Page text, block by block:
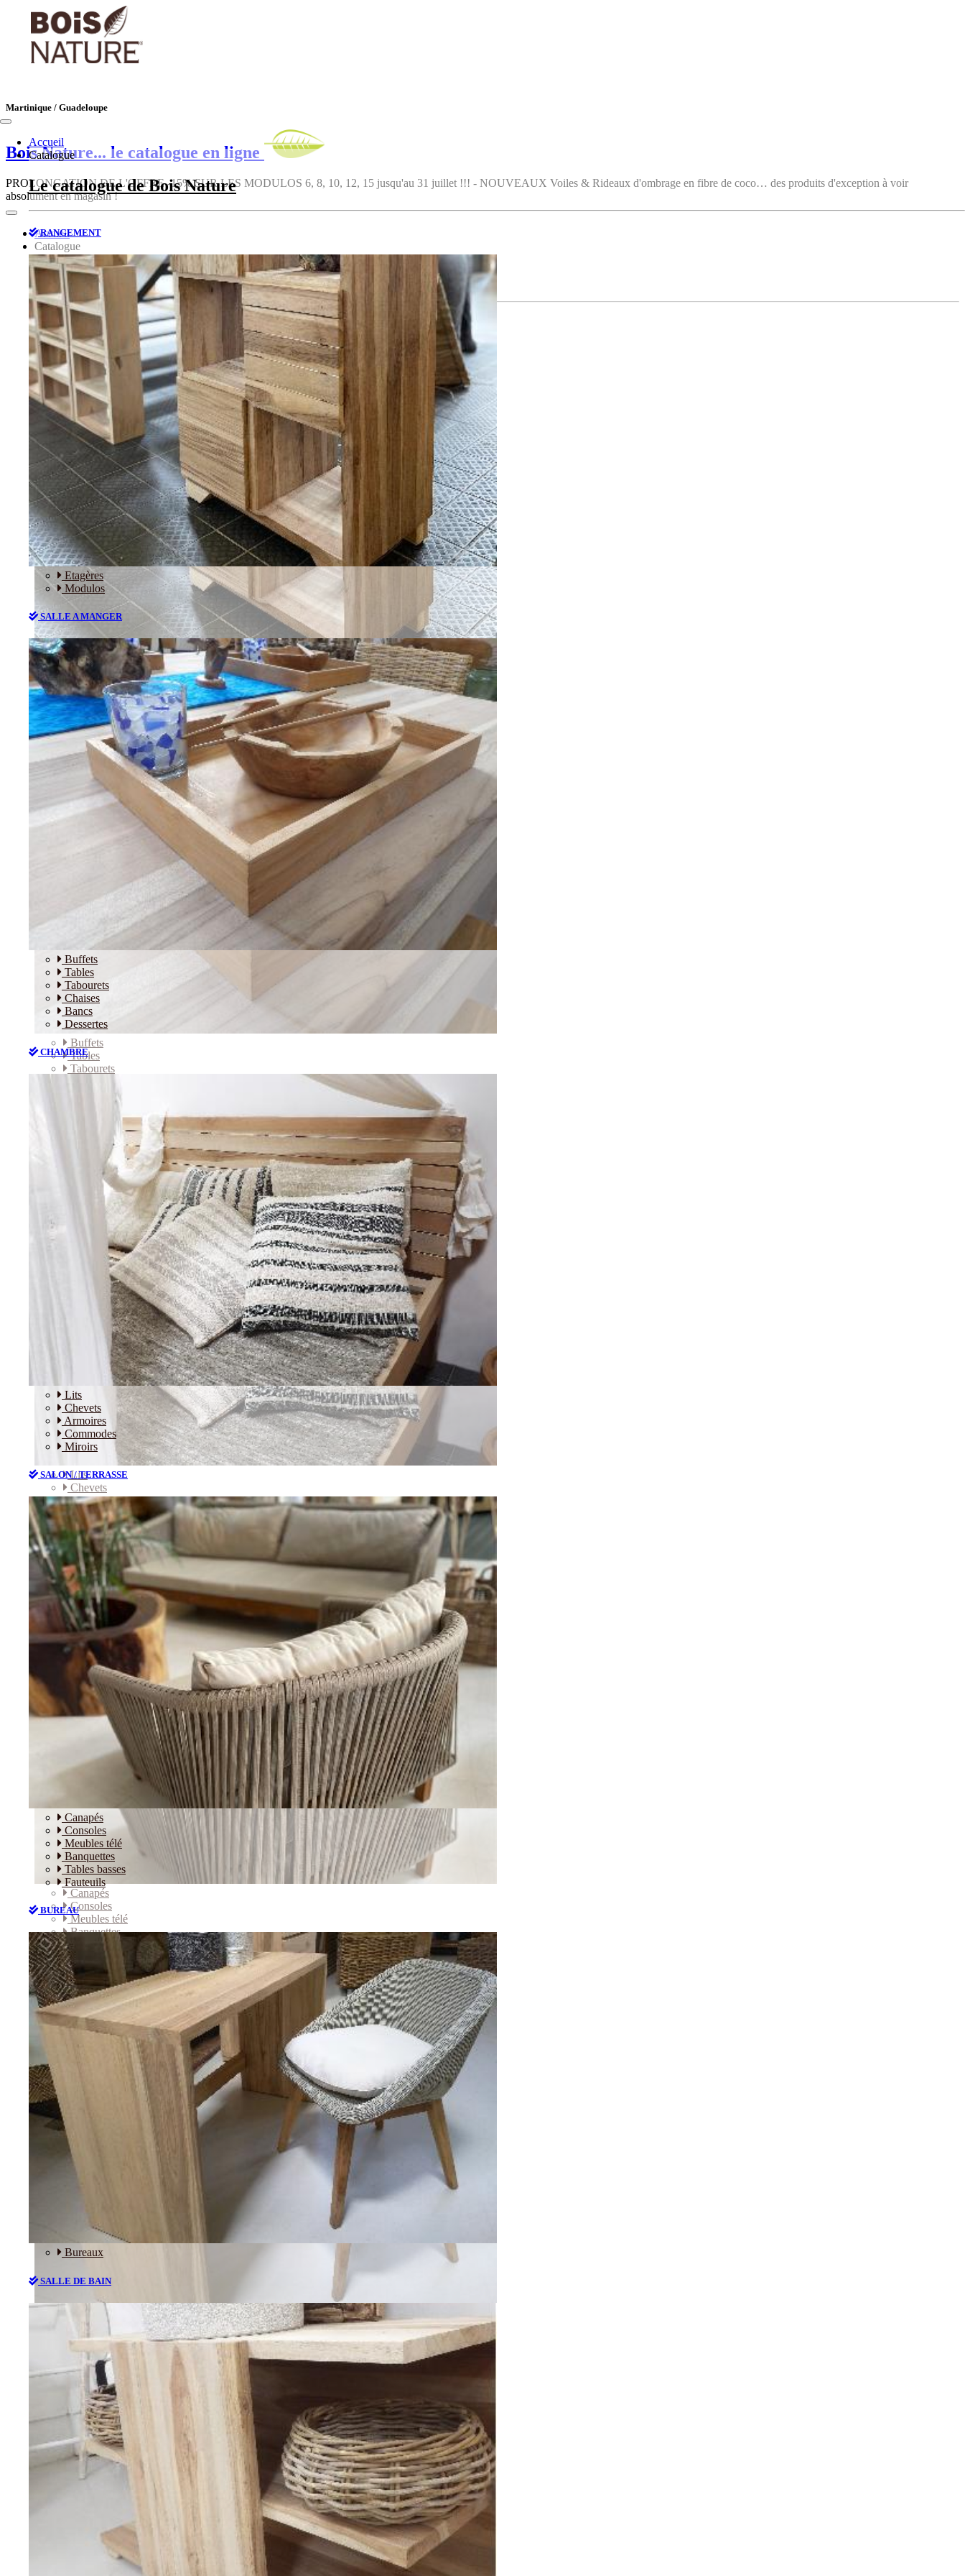
Martinique / Guadeloupe
Bois Nature... le catalogue en ligne
PROLONGATION DE L'OFFRE -15% SUR LES MODULOS 6, 8, 10, 12, 15 jusqu'au 31 juillet !!! - NOUVEAUX Voiles & Rideaux d'ombrage en fibre de coco… des produits d'exception à voir
absolument en magasin !
Accueil
Catalogue
Le catalogue de Bois Nature
RANGEMENT
Etagères
Modulos
SALLE A MANGER
Buffets
Tables
Tabourets
Chaises
Bancs
Dessertes
CHAMBRE
Lits
Chevets
Armoires
Commodes
Miroirs
SALON / TERRASSE
Canapés
Consoles
Meubles télé
Banquettes
Tables basses
Fauteuils
BUREAU
Bureaux
SALLE DE BAIN
Accueil
Catalogue
Le catalogue de Bois Nature
RANGEMENT
Etagères
Modulos
SALLE A MANGER
Buffets
Tables
Tabourets
CHAMBRE
Lits
Chevets
Armoires
Commodes
Miroirs
SALON / TERRASSE
Canapés
Consoles
Meubles télé
Banquettes
Tables basses
Fauteuils
BUREAU
Bureaux
SALLE DE BAIN